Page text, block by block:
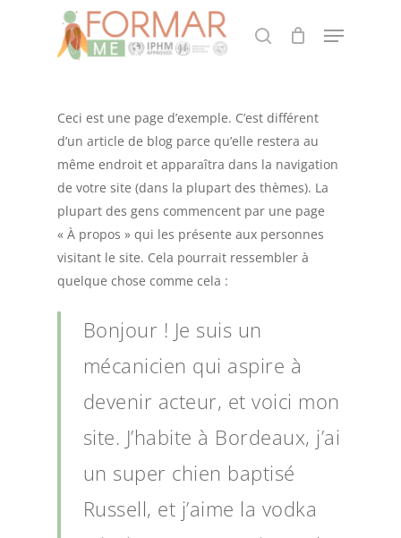
search
Menu
Cart CLOSE
Ceci est une page d’exemple. C’est différent
d’un article de blog parce qu’elle restera au
même endroit et apparaîtra dans la navigation
de votre site (dans la plupart des thèmes). La
plupart des gens commencent par une page
« À propos » qui les présente aux personnes
visitant le site. Cela pourrait ressembler à
quelque chose comme cela :
Bonjour ! Je suis un
mécanicien qui aspire à
devenir acteur, et voici mon
site. J’habite à Bordeaux, j’ai
un super chien baptisé
Russell, et j’aime la vodka